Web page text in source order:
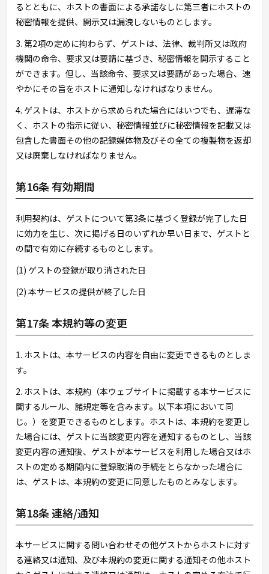
るとともに、ホストの書面による承諾なしに第三者にホストの
秘密情報を提供、開示又は漏洩しないものとします。
3. 第2項の定めに拘わらず、ゲストは、法律、裁判所又は政府
機関の命令、要求又は要請に基づき、秘密情報を開示すること
ができます。但し、当該命令、要求又は要請があった場合、速
やかにその旨をホストに通知しなければなりません。
4. ゲストは、ホストから求められた場合にはいつでも、遅滞な
く、ホストの指示に従い、秘密情報並びに秘密情報を記載又は
包含した書面その他の記録媒体物及びその全ての複製物を返却
又は廃棄しなければなりません。
第16条 有効期間
利用契約は、ゲストについて第3条に基づく登録が完了した日
に効力を生じ、次に掲げる日のいずれか早い日まで、ゲストと
の間で有効に存続するものとします。
(1) ゲストの登録が取り消された日
(2) 本サービスの提供が終了した日
第17条 本規約等の変更
1. ホストは、本サービスの内容を自由に変更できるものとしま
す。
2. ホストは、本規約（本ウェブサイトに掲載する本サービスに
関するルール、諸規定等を含みます。以下本項において同
じ。）を変更できるものとします。ホストは、本規約を変更し
た場合には、ゲストに当該変更内容を通知するものとし、当該
変更内容の通知後、ゲストが本サービスを利用した場合又はホ
ストの定める期間内に登録取消の手続をとらなかった場合に
は、ゲストは、本規約の変更に同意したものとみなします。
第18条 連絡/通知
本サービスに関する問い合わせその他ゲストからホストに対す
る連絡又は通知、及び本規約の変更に関する通知その他ホスト